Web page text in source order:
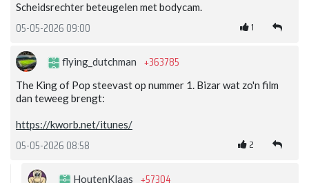
Scheidsrechter beteugelen met bodycam.
05-05-2026 09:00 1
flying_dutchman +363785
The King of Pop steevast op nummer 1. Bizar wat zo'n film
dan teweeg brengt:
https://kworb.net/itunes/
05-05-2026 08:58 2
HoutenKlaas +57304